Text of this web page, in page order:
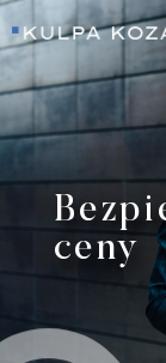
Kulpa Kozak
ceny